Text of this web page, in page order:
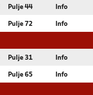
Pulje 44 Info
Pulje 72 Info
Pulje 31 Info
Pulje 65 Info